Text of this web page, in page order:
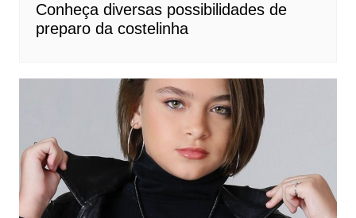
Conheça diversas possibilidades de
preparo da costelinha